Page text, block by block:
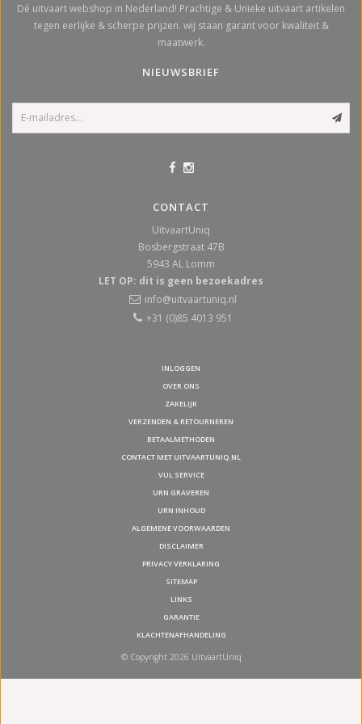
Dé uitvaart webshop in Nederland! Prachtige & Unieke uitvaart artikelen
tegen eerlijke & scherpe prijzen. wij staan garant voor kwaliteit &
maatwerk.
NIEUWSBRIEF
CONTACT
UitvaartUniq
Bosbergstraat 47B
5943 AL Lomm
LET OP: dit is geen bezoekadres
info@uitvaartuniq.nl
+31 (0)85 4013 951
INLOGGEN
OVER ONS
ZAKELIJK
VERZENDEN & RETOURNEREN
BETAALMETHODEN
CONTACT MET UITVAARTUNIQ.NL
VUL SERVICE
URN GRAVEREN
URN INHOUD
ALGEMENE VOORWAARDEN
DISCLAIMER
PRIVACY VERKLARING
SITEMAP
LINKS
GARANTIE
KLACHTENAFHANDELING
© Copyright 2026 UitvaartUniq